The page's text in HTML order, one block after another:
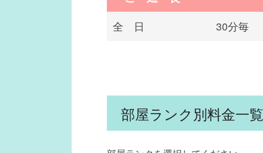
全 日 30分毎
部屋ランク別料金一